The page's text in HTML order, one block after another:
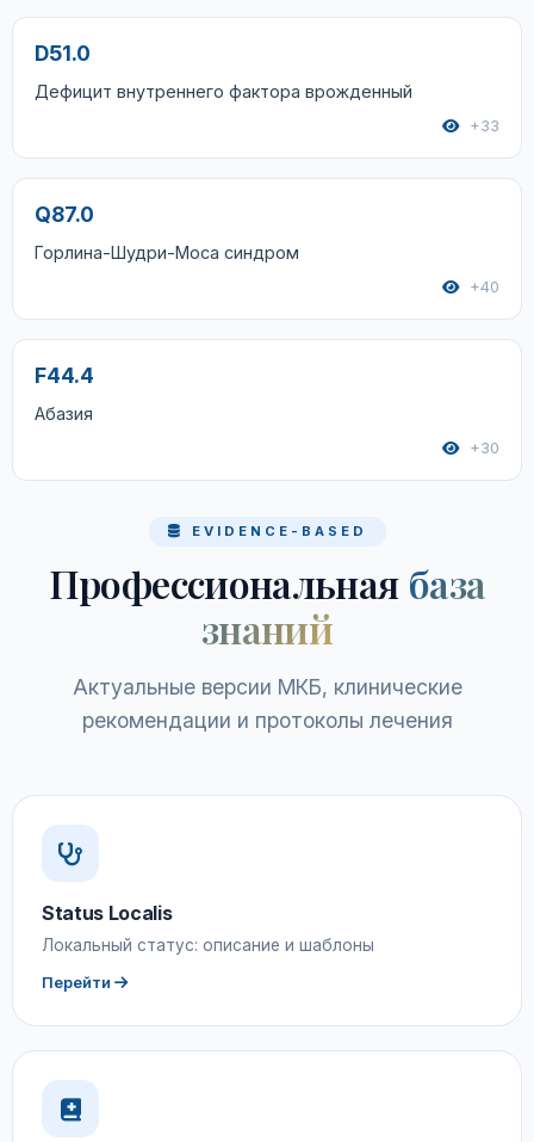
D51.0
Дефицит внутреннего фактора врожденный
+33
Q87.0
Горлина-Шудри-Моса синдром
+40
F44.4
Абазия
+30
EVIDENCE-BASED
Профессиональная база
знаний
Актуальные версии МКБ, клинические
рекомендации и протоколы лечения
Status Localis
Локальный статус: описание и шаблоны
Перейти